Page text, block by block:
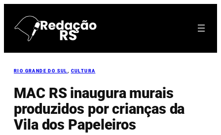
para
RIO GRANDE DO SUL , CULTURA
MAC RS inaugura murais
produzidos por crianças da
Vila dos Papeleiros